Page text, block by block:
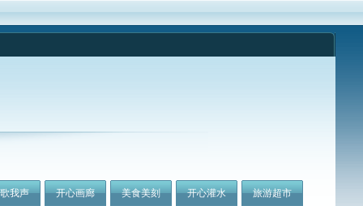
我声 开心画廊 美食美刻 开心灌水 旅游超市